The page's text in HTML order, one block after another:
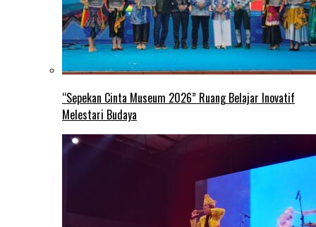
“Sepekan Cinta Museum 2026” Ruang Belajar Inovatif
Melestari Budaya